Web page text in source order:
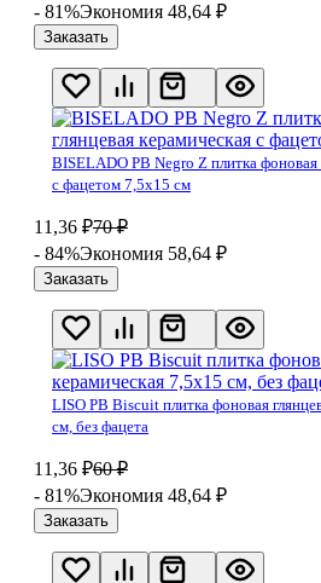
- 81%Экономия 48,64 ₽
Заказать
BISELADO PB Negro Z плитка фоновая
с фацетом 7,5х15 см
11,36 ₽70 ₽
- 84%Экономия 58,64 ₽
Заказать
LISO PB Biscuit плитка фоновая
см, без фацета
11,36 ₽60 ₽
- 81%Экономия 48,64 ₽
Заказать